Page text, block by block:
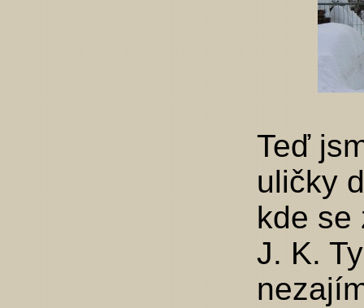
Teď
uličky
kde se
J. K.